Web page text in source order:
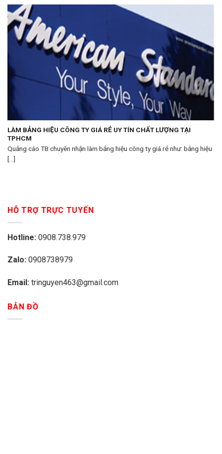
LÀM BẢNG HIỆU CÔNG TY GIÁ RẺ UY TÍN CHẤT LƯỢNG TẠI
TPHCM
Quảng cáo TB chuyên nhận làm bảng hiệu công ty giá rẻ như: bảng hiệu
[...]
HỖ TRỢ TRỰC TUYẾN
Hotline: 0908.738.979
Zalo: 0908738979
Email: tringuyen463@gmail.com
BẢN ĐỒ